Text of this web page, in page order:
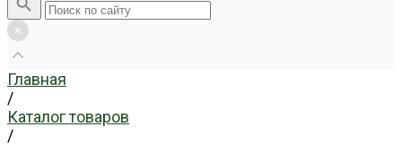
Главная
/
Каталог товаров
/